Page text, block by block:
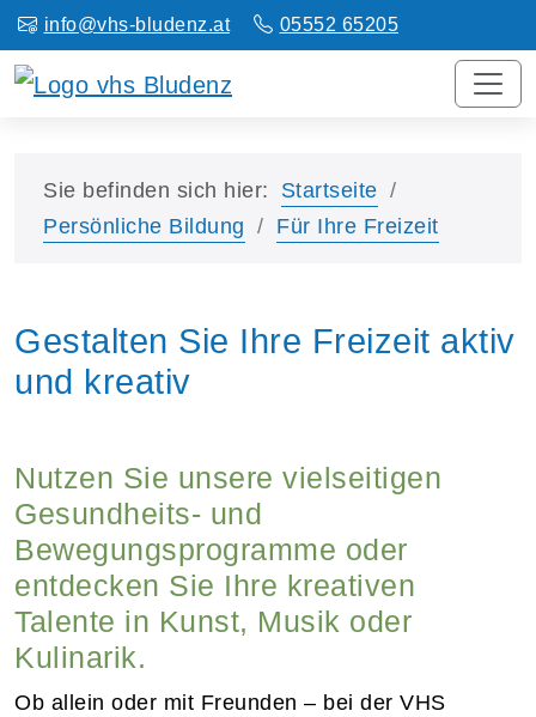
info@vhs-bludenz.at 05552 65205
Sie befinden sich hier:
Startseite
Persönliche Bildung
Für Ihre Freizeit
Gestalten Sie Ihre Freizeit aktiv
und kreativ
Nutzen Sie unsere vielseitigen
Gesundheits- und
Bewegungsprogramme oder
entdecken Sie Ihre kreativen
Talente in Kunst, Musik oder
Kulinarik.
Ob allein oder mit Freunden – bei der VHS